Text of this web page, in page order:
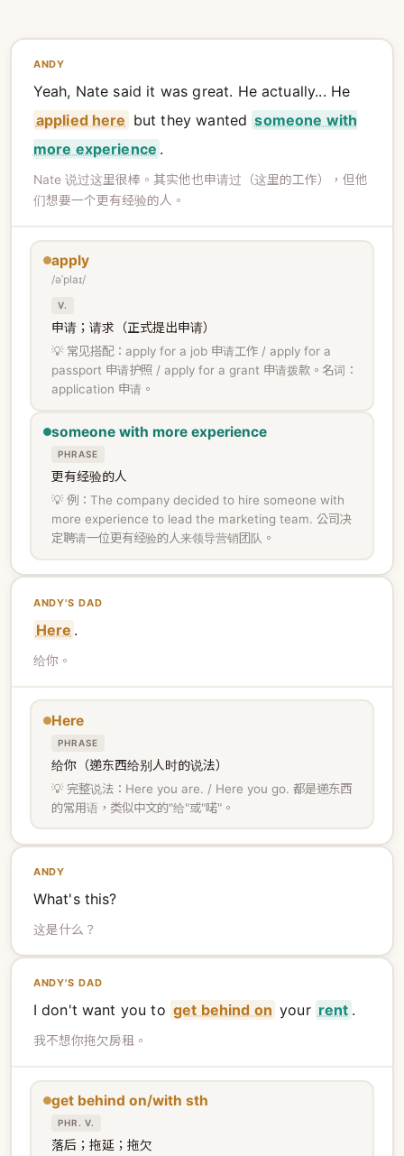
ANDY
Yeah, Nate said it was great. He actually... He
applied here but they wanted someone with
more experience .
Nate 说过这里很棒。其实他也申请过（这里的工作），但他
们想要一个更有经验的人。
apply
/əˈplaɪ/
V.
申请；请求（正式提出申请）
💡 常见搭配：apply for a job 申请工作 / apply for a
passport 申请护照 / apply for a grant 申请拨款。名词：
application 申请。
someone with more experience
PHRASE
更有经验的人
💡 例：The company decided to hire someone with
more experience to lead the marketing team. 公司决
定聘请一位更有经验的人来领导营销团队。
ANDY'S DAD
Here .
给你。
Here
PHRASE
给你（递东西给别人时的说法）
💡 完整说法：Here you are. / Here you go. 都是递东西
的常用语，类似中文的"给"或"喏"。
ANDY
What's this?
这是什么？
ANDY'S DAD
I don't want you to get behind on your rent .
我不想你拖欠房租。
get behind on/with sth
PHR. V.
落后；拖延；拖欠